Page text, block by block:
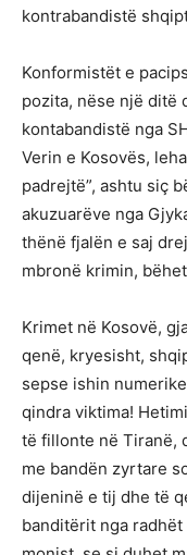
kontrabandistë
Konformistët e
pozita, nëse një ditë
kontabandistë nga
Verin e Kosovës,
padrejtë”, ashtu siç
akuzuarëve nga
thënë fjalën e saj
mbronë krimin,
Krimet në Kosovë,
qenë, kryesisht,
sepse ishin
qindra viktima!
të fillonte në Tiranë,
me bandën zyrtare
dijeninë e tij dhe të
banditërit nga